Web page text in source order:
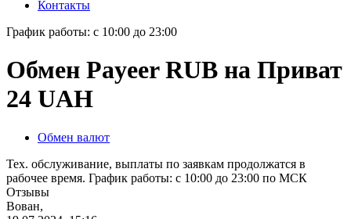
Контакты
График работы: с 10:00 до 23:00
Обмен Payeer RUB на Приват
24 UAH
Обмен валют
Тех. обслуживание, выплаты по заявкам продолжатся в
рабочее время. График работы: с 10:00 до 23:00 по МСК
Отзывы
Вован,